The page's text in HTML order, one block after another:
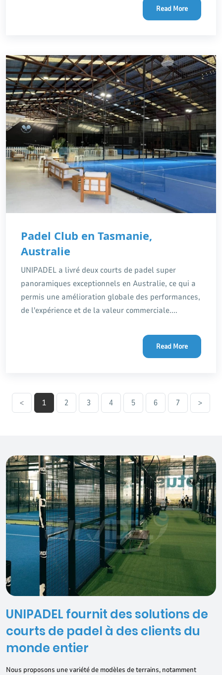
Read More
Padel Club en Tasmanie,
Australie
UNIPADEL a livré deux courts de padel super
panoramiques exceptionnels en Australie, ce qui a
permis une amélioration globale des performances,
de l'expérience et de la valeur commerciale....
Read More
< 1 2 3 4 5 6 7 >
UNIPADEL fournit des solutions de
courts de padel à des clients du
monde entier
Nous proposons une variété de modèles de terrains, notamment